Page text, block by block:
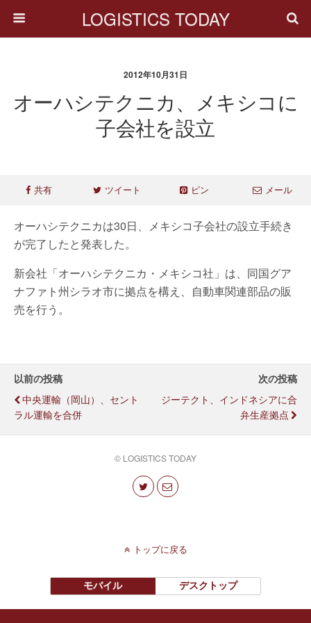
LOGISTICS TODAY
2012年10月31日
オーハシテクニカ、メキシコに
子会社を設立
共有 ツイート ピン メール
オーハシテクニカは30日、メキシコ子会社の設立手続き
が完了したと発表した。
新会社「オーハシテクニカ・メキシコ社」は、同国グア
ナファト州シラオ市に拠点を構え、自動車関連部品の販
売を行う。
以前の投稿
中央運輸（岡山）、セント
ラル運輸を合併
次の投稿
ジーテクト、インドネシアに合
弁生産拠点
© LOGISTICS TODAY
トップに戻る
モバイル デスクトップ